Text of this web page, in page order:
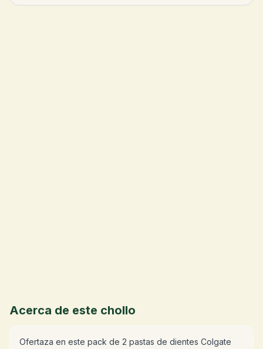
Acerca de este chollo
Ofertaza en este pack de 2 pastas de dientes Colgate